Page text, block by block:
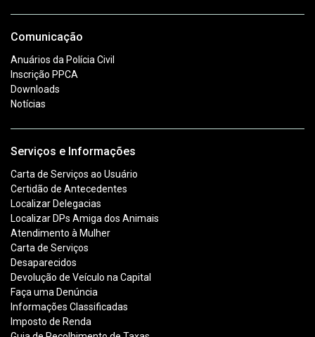
Comunicação
Anuários da Polícia Civil
Inscrição PPCA
Downloads
Notícias
Serviços e Informações
Carta de Serviços ao Usuário
Certidão de Antecedentes
Localizar Delegacias
Localizar DPs Amiga dos Animais
Atendimento à Mulher
Carta de Serviços
Desaparecidos
Devolução de Veículo na Capital
Faça uma Denúncia
Informações Classificadas
Imposto de Renda